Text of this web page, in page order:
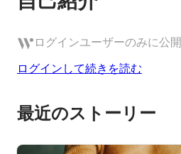
ログインユーザーのみに公開
ログインして続きを読む
最近のストーリー